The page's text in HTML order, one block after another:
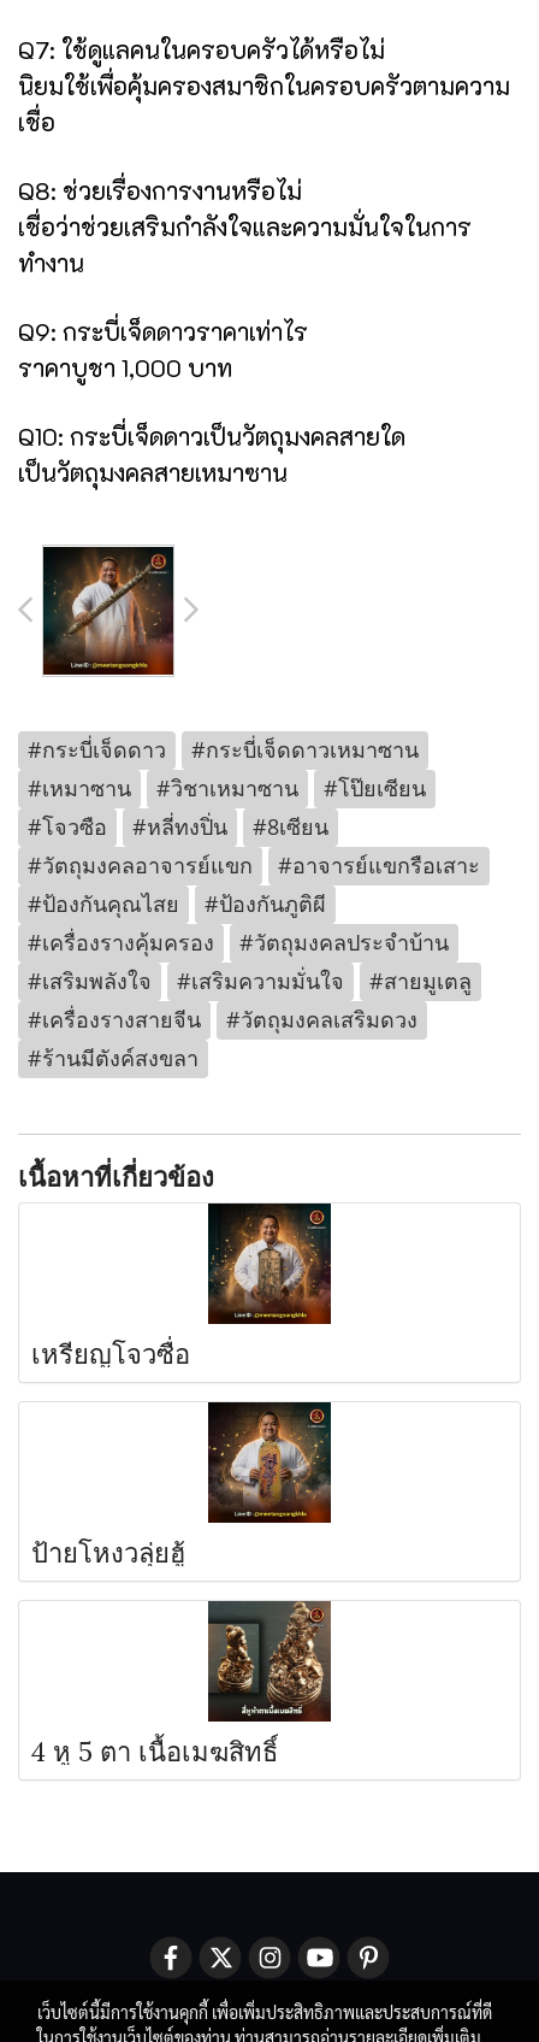
Q7: ใช้ดูแลคนในครอบครัวได้หรือไม่
นิยมใช้เพื่อคุ้มครองสมาชิกในครอบครัวตามความ
เชื่อ
Q8: ช่วยเรื่องการงานหรือไม่
เชื่อว่าช่วยเสริมกำลังใจและความมั่นใจในการ
ทำงาน
Q9: กระบี่เจ็ดดาวราคาเท่าไร
ราคาบูชา 1,000 บาท
Q10: กระบี่เจ็ดดาวเป็นวัตถุมงคลสายใด
เป็นวัตถุมงคลสายเหมาซาน
#กระบี่เจ็ดดาว
#กระบี่เจ็ดดาวเหมาซาน
#เหมาซาน
#วิชาเหมาซาน
#โป๊ยเซียน
#โจวซือ
#หลี่ทงปิ่น
#8เซียน
#วัตถุมงคลอาจารย์แขก
#อาจารย์แขกรือเสาะ
#ป้องกันคุณไสย
#ป้องกันภูติผี
#เครื่องรางคุ้มครอง
#วัตถุมงคลประจำบ้าน
#เสริมพลังใจ
#เสริมความมั่นใจ
#สายมูเตลู
#เครื่องรางสายจีน
#วัตถุมงคลเสริมดวง
#ร้านมีตังค์สงขลา
เนื้อหาที่เกี่ยวข้อง
เหรียญโจวซื่อ
ป้ายโหงวลุ่ยฮู้
4 หู 5 ตา เนื้อเมฆสิทธิ์
เว็บไซต์นี้มีการใช้งานคุกกี้ เพื่อเพิ่มประสิทธิภาพและประสบการณ์ที่ดี
ในการใช้งานเว็บไซต์ของท่าน ท่านสามารถอ่านรายละเอียดเพิ่มเติม